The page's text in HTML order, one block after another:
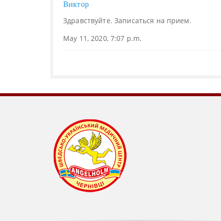
Виктор
Здравствуйте. Записаться на прием.
May 11, 2020, 7:07 p.m.